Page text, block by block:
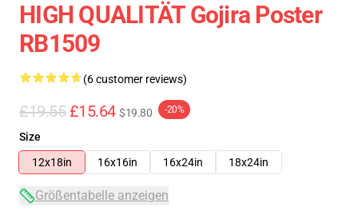
HIGH QUALITÄT Gojira Poster
RB1509
(6 customer reviews)
£19.55 £15.64 $19.80 -20%
Size
12x18in
16x16in 16x24in 18x24in
Größentabelle anzeigen